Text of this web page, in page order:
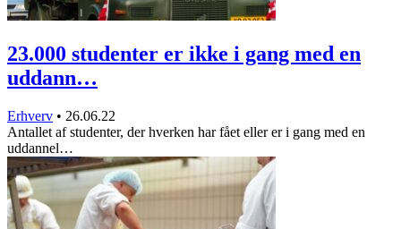
23.000 studenter er ikke i gang med en
uddann…
Erhverv • 26.06.22
Antallet af studenter, der hverken har fået eller er i gang med en
uddannel…